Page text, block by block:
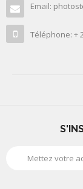
Email:
Téléphone: +